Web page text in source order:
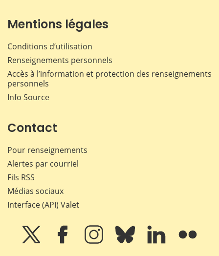
Mentions légales
Conditions d’utilisation
Renseignements personnels
Accès à l’information et protection des renseignements
personnels
Info Source
Contact
Pour renseignements
Alertes par courriel
Fils RSS
Médias sociaux
Interface (API) Valet